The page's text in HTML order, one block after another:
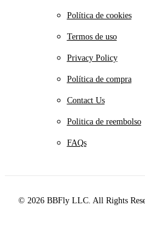
Política de cookies
Termos de uso
Privacy Policy
Política de compra
Contact Us
Politica de reembolso
FAQs
© 2026 BBFly LLC. All Rights